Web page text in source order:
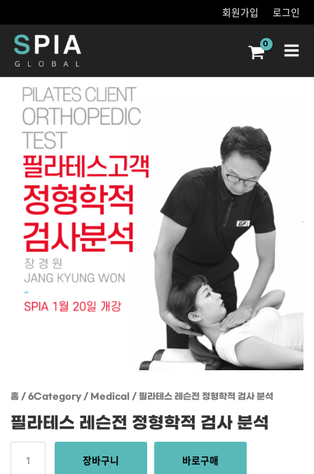
건너뛰기
회원가입 로그인
Menu
홈 / 6Category / Medical / 필라테스 레슨전 정형학적 검사 분석
필라테스 레슨전 정형학적 검사 분석
필라테스
레슨전
정형학적
검사
분석
수량
장바구니 바로구매